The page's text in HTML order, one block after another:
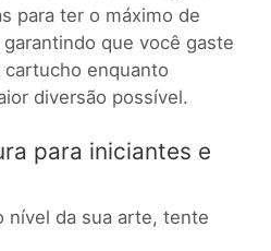
para ter o máximo de
garantindo que você gaste
cartucho enquanto
diversão possível.
para iniciantes e
nível da sua arte, tente